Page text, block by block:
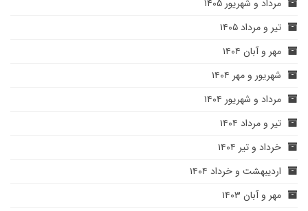
مرداد و شهریور ۱۴۰۵
تیر و مرداد ۱۴۰۵
مهر و آبان ۱۴۰۴
شهریور و مهر ۱۴۰۴
مرداد و شهریور ۱۴۰۴
تیر و مرداد ۱۴۰۴
خرداد و تیر ۱۴۰۴
اردیبهشت و خرداد ۱۴۰۴
مهر و آبان ۱۴۰۳